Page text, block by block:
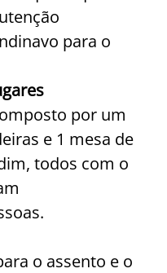
para o
por um
e 1 mesa de
todos com o
o assento e o